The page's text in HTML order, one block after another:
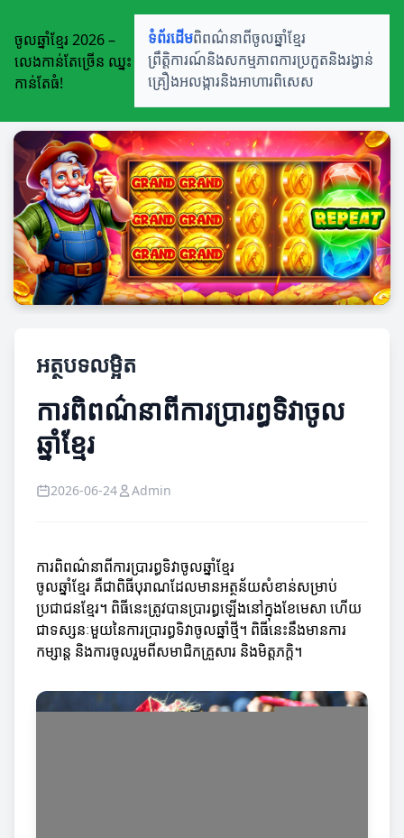
ចូលឆ្នាំខ្មែរ 2026 –
លេងកាន់តែច្រើន ឈ្នះ
កាន់តែធំ!
ទំព័រដើមពិពណ៌នាពីចូលឆ្នាំខ្មែរ
ព្រឹត្តិការណ៍និងសកម្មភាពការប្រកួតនិងរង្វាន់
គ្រឿងអលង្ការនិងអាហារពិសេស
អត្ថបទលម្អិត
ការពិពណ៌នាពីការប្រារព្ធទិវាចូល
ឆ្នាំខ្មែរ
2026-06-24 Admin
ការពិពណ៌នាពីការប្រារព្ធទិវាចូលឆ្នាំខ្មែរ
ចូលឆ្នាំខ្មែរ គឺជាពិធីបុរាណដែលមានអត្ថន័យសំខាន់សម្រាប់
ប្រជាជនខ្មែរ។ ពិធីនេះត្រូវបានប្រារព្ធឡើងនៅក្នុងខែមេសា ហើយ
ជាទស្សនៈមួយនៃការប្រារព្ធទិវាចូលឆ្នាំថ្មី។ ពិធីនេះនឹងមានការ
កម្សាន្ត និងការចូលរួមពីសមាជិកគ្រួសារ និងមិត្តភក្តិ។